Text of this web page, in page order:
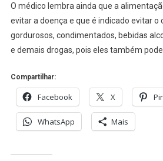
O médico lembra ainda que a
evitar a doença e que é indicado evitar
gordurosos, condimentados, bebidas
e demais drogas, pois eles também
Compartilhar:
Facebook X
WhatsApp Mais